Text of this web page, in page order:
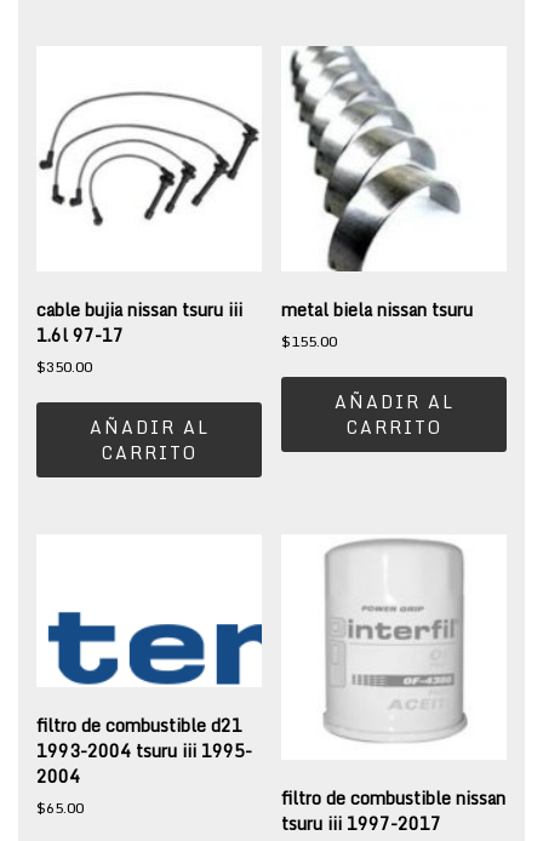
cable bujia nissan tsuru iii
1.6l 97-17
$350.00
AÑADIR AL
CARRITO
metal biela nissan tsuru
$155.00
AÑADIR AL
CARRITO
filtro de combustible d21
1993-2004 tsuru iii 1995-
2004
$65.00
filtro de combustible nissan
tsuru iii 1997-2017